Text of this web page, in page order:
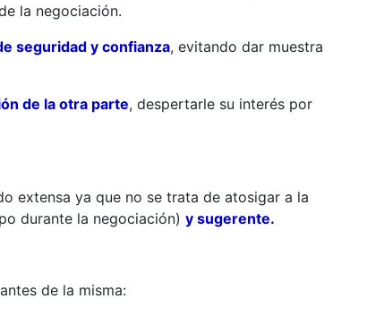
la negociación.
seguridad y confianza, evitando dar muestra
de la otra parte, despertarle su interés por
extensa ya que no se trata de atosigar a la
durante la negociación) y sugerente.
de la misma: